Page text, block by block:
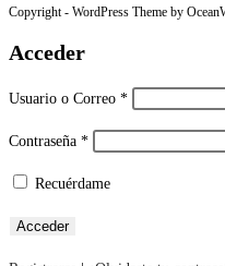
Copyright - WordPress Theme by
Acceder
Usuario o Correo *
Contraseña *
Recuérdame